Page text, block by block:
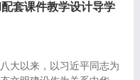
套课件教学设计导学
大以来，以习近平同志为